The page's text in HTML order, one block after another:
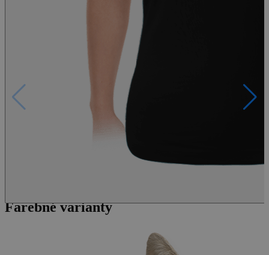
Farebné varianty